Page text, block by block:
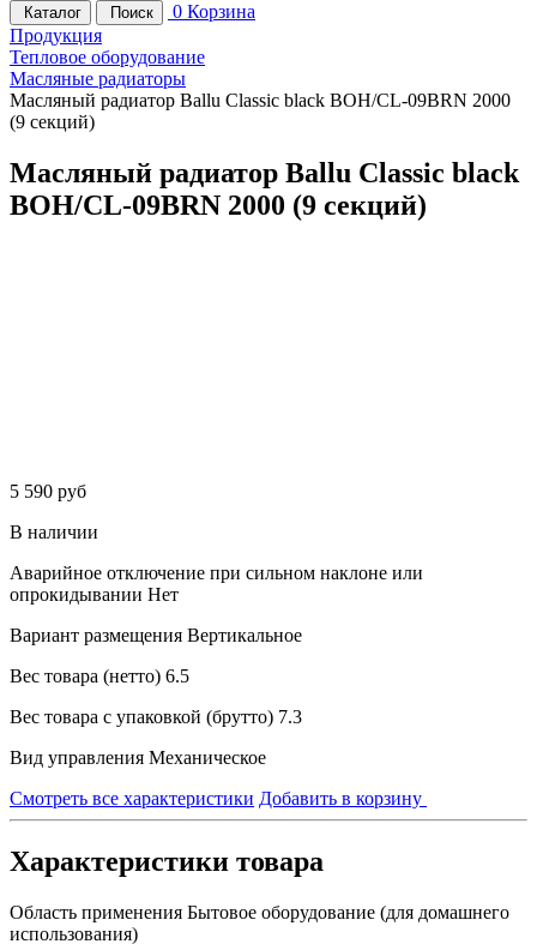
Каталог Поиск 0 Корзина
Продукция
Тепловое оборудование
Масляные радиаторы
Масляный радиатор Ballu Classic black BOH/CL-09BRN 2000
(9 секций)
Масляный радиатор Ballu Classic black
BOH/CL-09BRN 2000 (9 секций)
5 590 руб
В наличии
Аварийное отключение при сильном наклоне или
опрокидывании Нет
Вариант размещения Вертикальное
Вес товара (нетто) 6.5
Вес товара с упаковкой (брутто) 7.3
Вид управления Механическое
Смотреть все характеристики Добавить в корзину
Характеристики товара
Область применения Бытовое оборудование (для домашнего
использования)